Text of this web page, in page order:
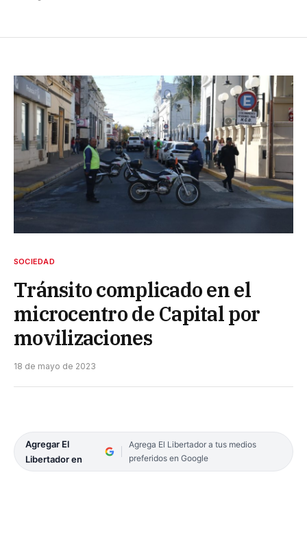
SOCIEDAD
Tránsito complicado en el
microcentro de Capital por
movilizaciones
18 de mayo de 2023
Agregar El
Libertador en
Agrega El Libertador a tus medios
preferidos en Google